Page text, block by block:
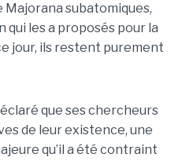
Majorana subatomiques,
qui les a proposés pour la
jour, ils restent purement
que ses chercheurs
de leur existence, une
qu’il a été contraint